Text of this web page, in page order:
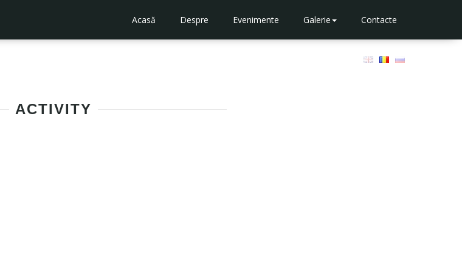
Acasă Despre Evenimente Galerie Contacte
ACTIVITY